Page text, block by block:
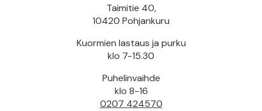
Taimitie 40,
10420 Pohjankuru
Kuormien lastaus ja purku
klo 7-15.30
Puhelinvaihde
klo 8-16
0207 424570